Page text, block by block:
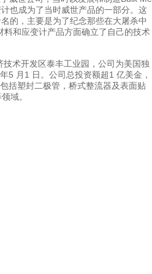
也成为了当时威世产品的一部分。这
的，主要是为了纪念那些在大屠杀中
和应变计产品方面确立了自己的技术
术开发区泰丰工业园，公司为美国独
5 月1 日。公司总投资额超1 亿美金，
括塑封二极管，桥式整流器及表面贴
域。